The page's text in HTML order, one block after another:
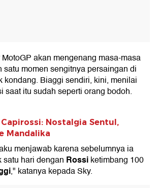
akan mengenang masa-masa
satu momen sengitnya persaingan di
kondang. Biaggi sendiri, kini, menilai
saat itu sudah seperti orang bodoh.
Nostalgia Sentul,
Mandalika
menjawab karena sebelumnya ia
hari dengan Rossiketimbang 100
," katanya kepada Sky.